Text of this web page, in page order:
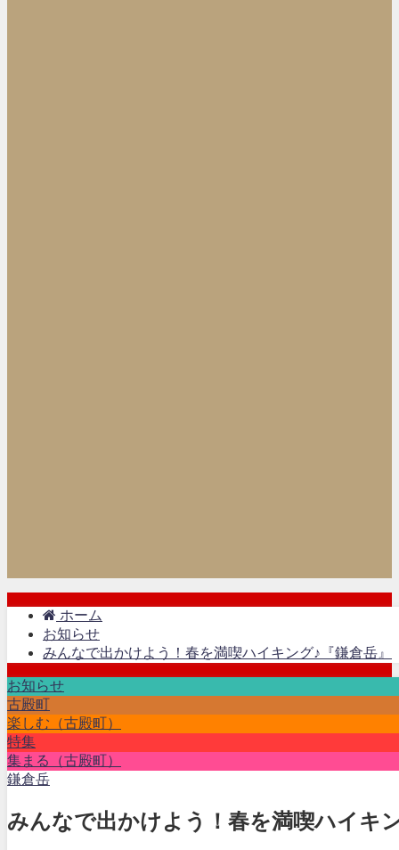
ホーム
お知らせ
みんなで出かけよう！春を満喫ハイキング♪『鎌倉岳』
お知らせ
古殿町
楽しむ（古殿町）
特集
集まる（古殿町）
鎌倉岳
みんなで出かけよう！春を満喫ハイキ